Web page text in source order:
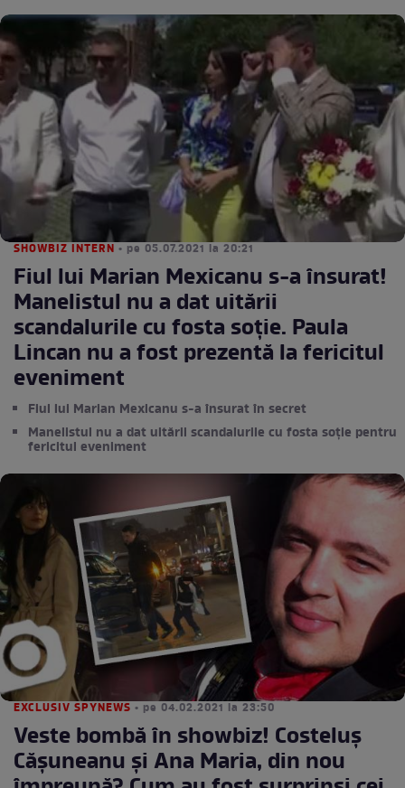
SHOWBIZ INTERN • pe 05.07.2021 la 20:21
Fiul lui Marian Mexicanu s-a însurat!
Manelistul nu a dat uitării
scandalurile cu fosta soție. Paula
Lincan nu a fost prezentă la fericitul
eveniment
Fiul lui Marian Mexicanu s-a însurat în secret
Manelistul nu a dat uitării scandalurile cu fosta soție pentru
fericitul eveniment
EXCLUSIV SPYNEWS • pe 04.02.2021 la 23:50
Veste bombă în showbiz! Costeluș
Cășuneanu și Ana Maria, din nou